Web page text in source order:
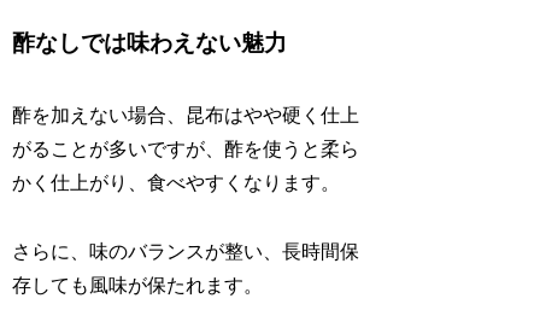
酢なしでは味わえない魅力
酢を加えない場合、昆布はやや硬く仕上
がることが多いですが、酢を使うと柔ら
かく仕上がり、食べやすくなります。
さらに、味のバランスが整い、長時間保
存しても風味が保たれます。